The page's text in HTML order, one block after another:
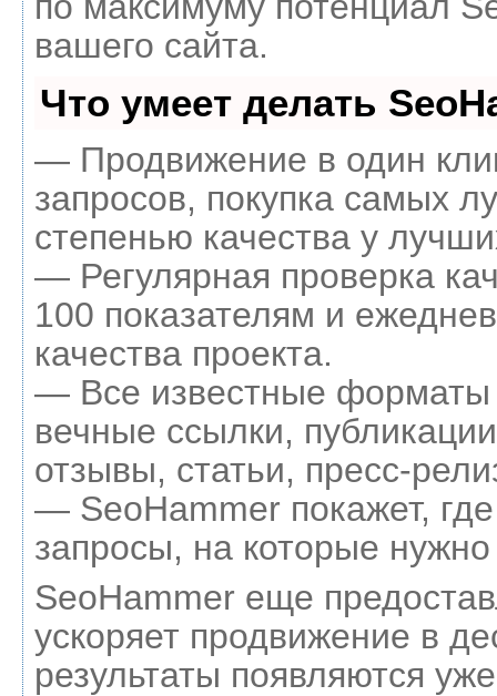
вашего сайта.
Что умеет делать
— Продвижение в один
запросов, покупка самых
степенью качества у
— Регулярная проверка
100 показателям и
качества проекта.
— Все известные форматы
вечные ссылки,
отзывы, статьи, пресс-
— SeoHammer покажет,
запросы, на которые
SeoHammer еще
ускоряет продвижение в
результаты появляются